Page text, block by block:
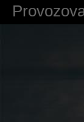
Městský